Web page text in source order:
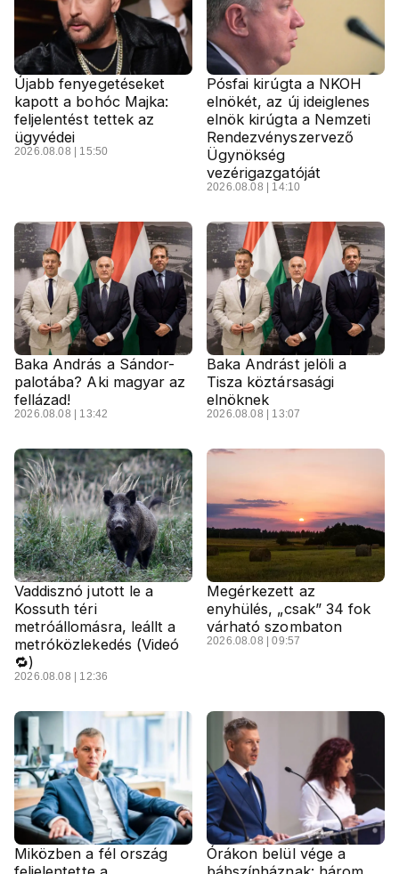
Újabb fenyegetéseket
kapott a bohóc Majka:
feljelentést tettek az
ügyvédei
2026.08.08 | 15:50
Pósfai kirúgta a NKOH
elnökét, az új ideiglenes
elnök kirúgta a Nemzeti
Rendezvényszervező
Ügynökség
vezérigazgatóját
2026.08.08 | 14:10
Baka András a Sándor-
palotába? Aki magyar az
fellázad!
2026.08.08 | 13:42
Baka Andrást jelöli a
Tisza köztársasági
elnöknek
2026.08.08 | 13:07
Vaddisznó jutott le a
Kossuth téri
metróállomásra, leállt a
metróközlekedés (Videó
🔁)
2026.08.08 | 12:36
Megérkezett az
enyhülés, „csak” 34 fok
várható szombaton
2026.08.08 | 09:57
Miközben a fél ország
Órákon belül vége a